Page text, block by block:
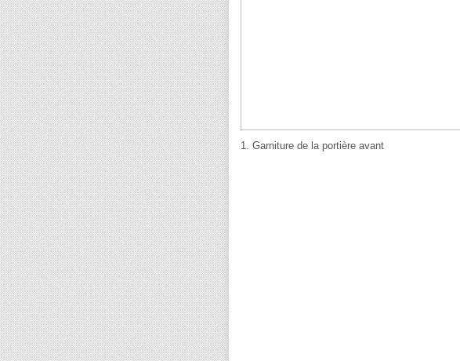
1. Garniture de la portière avant